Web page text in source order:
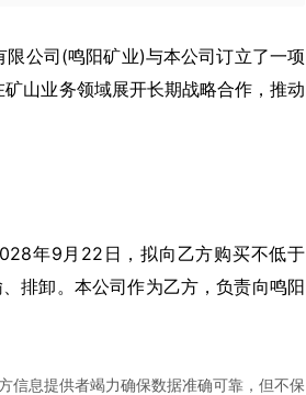
限公司(鸣阳矿业)与本公司订立了一项
山业务领域展开长期战略合作，推动
年9月 22 日，拟向乙方购买不低于
排卸。本公司作为乙方，负责向鸣阳
信息提供者竭力确保数据准确可靠，但不保